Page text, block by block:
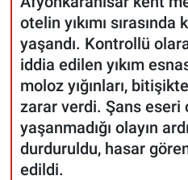
otelin yıkımı
yaşandı. Kontrollü
iddia edilen yıkım
moloz yığınları,
zarar verdi. Şans eseri
yaşanmadığı olayın
durduruldu, hasar
edildi.
KADIN
TEKNOLOJİ
YEMEK
ESKİŞEHİR NÖBETÇİ
Tüm Manşetler
Son Dakika Haberleri
Haber Arşivi